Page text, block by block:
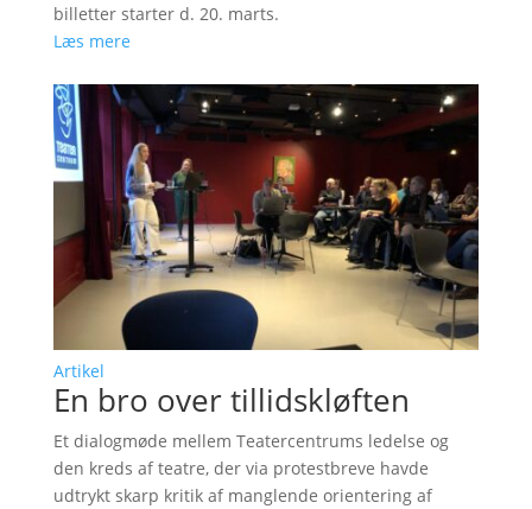
billetter starter d. 20. marts.
Læs mere
Artikel
En bro over tillidskløften
Et dialogmøde mellem Teatercentrums ledelse og
den kreds af teatre, der via protestbreve havde
udtrykt skarp kritik af manglende orientering af